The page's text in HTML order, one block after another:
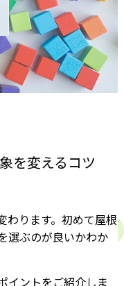
を変えるコツ
わります。初めて屋根
選ぶのが良いかわか
イントをご紹介しま